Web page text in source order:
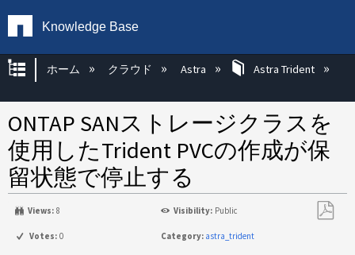
Knowledge Base
グローバル階層を展開/折りたたむ
ホーム クラウド Astra Astra Trident
ONTAP SANストレージクラスを
使用したTrident PVCの作成が保
留状態で停止する
Views: 8 Visibility: Public
Votes: 0 Category: astra_trident